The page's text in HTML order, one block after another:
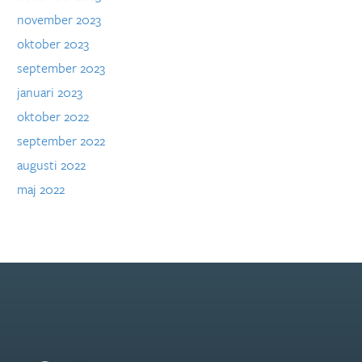
november 2023
oktober 2023
september 2023
januari 2023
oktober 2022
september 2022
augusti 2022
maj 2022